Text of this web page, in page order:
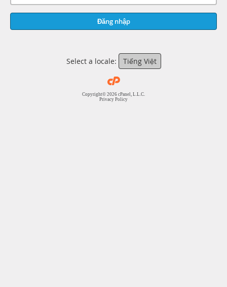
Đăng nhập
Select a locale: Tiếng Việt
Copyright© 2026 cPanel, L.L.C.
Privacy Policy